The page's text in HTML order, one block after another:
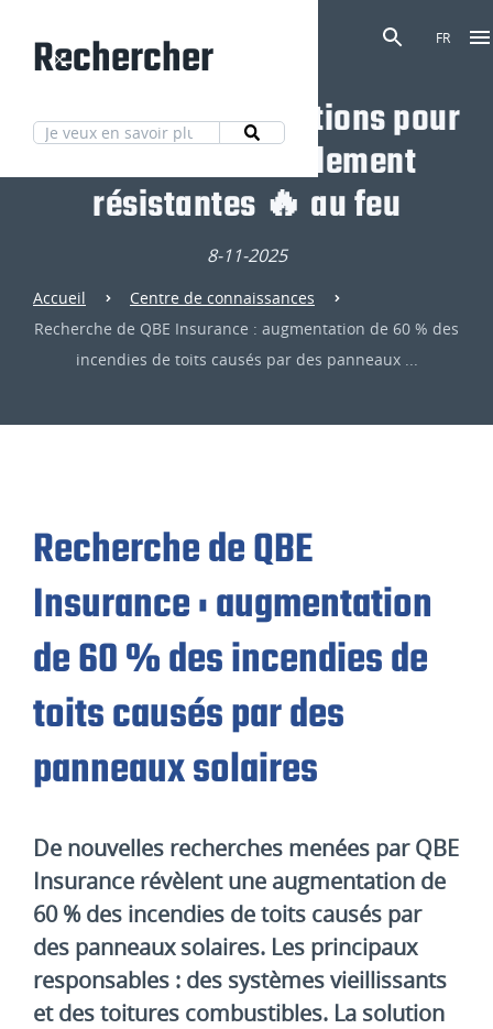
FR
Rechercher
Découvrez nos solutions pour
des toitures totalement
résistantes 🔥 au feu
8-11-2025
Accueil
Centre de connaissances
Recherche de QBE Insurance : augmentation de 60 % des
incendies de toits causés par des panneaux ...
Recherche de QBE
Insurance : augmentation
de 60 % des incendies de
toits causés par des
panneaux solaires
De nouvelles recherches menées par QBE
Insurance révèlent une augmentation de
60 % des incendies de toits causés par
des panneaux solaires. Les principaux
responsables : des systèmes vieillissants
et des toitures combustibles. La solution